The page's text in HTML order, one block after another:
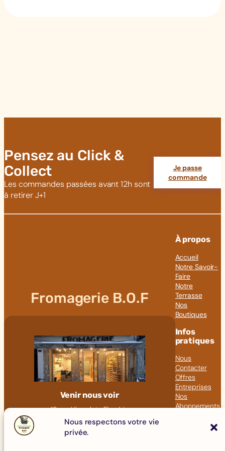
Nous respectons votre vie
privée.
Pensez au Click &
Collect
Les commandes passées avant 12h sont
à retirer J+1
Je passe
commande
Fromagerie B.O.F
Venir nous voir
18 rue Hippolyte Flandrin
69001 LYON
09 82 23 41 60
À propos
Accueil
Notre Savoir-
Faire
Notre
Terrasse
Nos
Boutiques
Infos
pratiques
Nous
Contacter
Offres
Entreprises
Nos
Abonnements